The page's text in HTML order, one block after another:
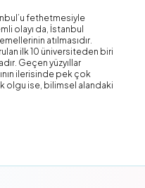
fethetmesiyle
olayı da, İstanbul
atılmasıdır.
ilk 10 üniversiteden biri
Geçen yüzyıllar
ilerisinde pek çok
olgu ise, bilimsel alandaki